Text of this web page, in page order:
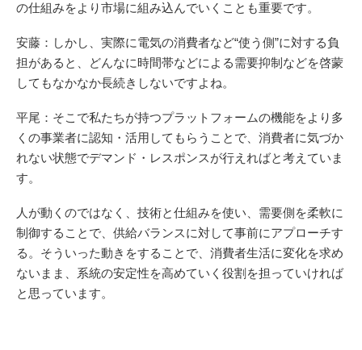
の仕組みをより市場に組み込んでいくことも重要です。
安藤：しかし、実際に電気の消費者など“使う側”に対する負
担があると、どんなに時間帯などによる需要抑制などを啓蒙
してもなかなか長続きしないですよね。
平尾：そこで私たちが持つプラットフォームの機能をより多
くの事業者に認知・活用してもらうことで、消費者に気づか
れない状態でデマンド・レスポンスが行えればと考えていま
す。
人が動くのではなく、技術と仕組みを使い、需要側を柔軟に
制御することで、供給バランスに対して事前にアプローチす
る。そういった動きをすることで、消費者生活に変化を求め
ないまま、系統の安定性を高めていく役割を担っていければ
と思っています。